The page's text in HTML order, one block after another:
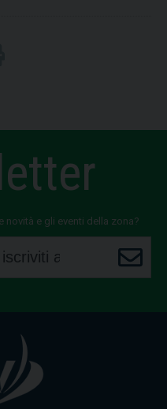
novità e gli eventi della zona?